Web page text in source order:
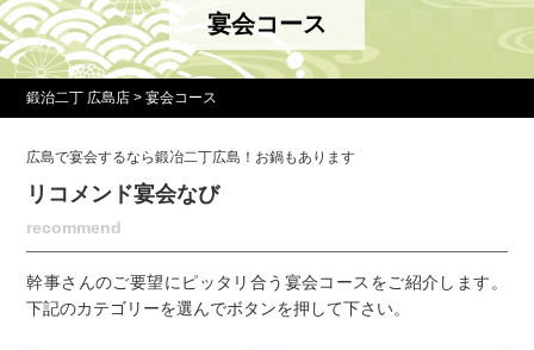
宴会コース
鍛治二丁 広島店 >宴会コース
広島で宴会するなら鍛冶二丁広島！お鍋もあります
リコメンド宴会なび
recommend
幹事さんのご要望にピッタリ合う宴会コースをご紹介します。
下記のカテゴリーを選んでボタンを押して下さい。